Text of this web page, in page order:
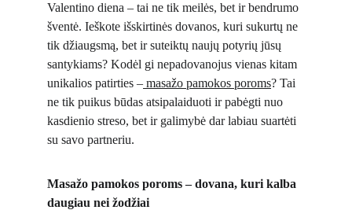
Valentino diena – tai ne tik meilės, bet ir bendrumo
šventė. Ieškote išskirtinės dovanos, kuri sukurtų ne
tik džiaugsmą, bet ir suteiktų naujų potyrių jūsų
santykiams? Kodėl gi nepadovanojus vienas kitam
unikalios patirties – masažo pamokos poroms? Tai
ne tik puikus būdas atsipalaiduoti ir pabėgti nuo
kasdienio streso, bet ir galimybė dar labiau suartėti
su savo partneriu.
Masažo pamokos poroms – dovana, kuri kalba
daugiau nei žodžiai